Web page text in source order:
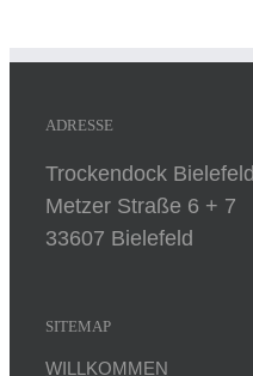
ADRESSE
Trockendock
Metzer Straße 6 + 7
33607 Bielefeld
SITEMAP
WILLKOMMEN